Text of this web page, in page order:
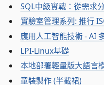
SQL中級實戰：從需求
實驗室管理系列: 推行
應用人工智能技術 - AI
LPI-Linux基礎
本地部署輕量版大語言
童裝製作 (半截裙)